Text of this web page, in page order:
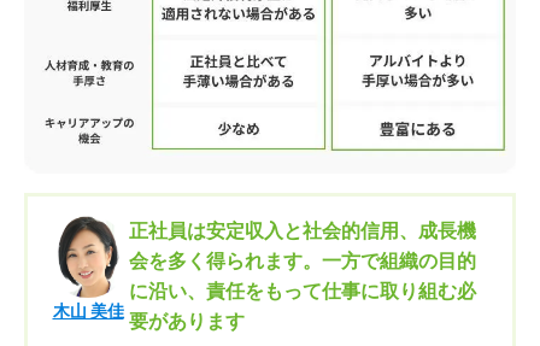
木山 美佳
正社員は安定収入と社会的信用、成長機
会を多く得られます。一方で組織の目的
に沿い、責任をもって仕事に取り組む必
要があります